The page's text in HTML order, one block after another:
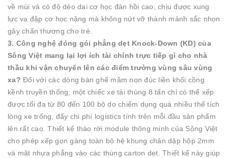
về mùi và có độ dẻo dai cơ học đàn hồi cao, chịu được xung
lực va đập cơ học nặng mà không nứt vỡ thành mảnh sắc nhọn
gây chấn thương cho trẻ.
3. Công nghệ đóng gói phẳng dẹt Knock-Down (KD) của
Sông Việt mang lại lợi ích tài chính trực tiếp gì cho nhà
thầu khi vận chuyển lên các điểm trường vùng sâu vùng
xa? Đối với các dòng bàn ghế mầm non đúc liền khối cồng
kềnh truyền thống, một chiếc xe tải thùng 8 tấn chỉ có thể xếp
được tối đa từ 80 đến 100 bộ do chiếm dụng quá nhiều thể tích
lòng xe trống, đẩy chi phí logistics tính trên mỗi đầu sản phẩm
lên rất cao. Thiết kế tháo rời module thông minh của Sông Việt
cho phép xếp gọn gàng toàn bộ hệ khung chân dập hộp 2mm
và mặt nhựa phẳng vào các thùng carton dẹt. Thiết kế này giúp